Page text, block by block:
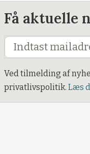
Få aktuelle
Ved tilmelding af
privatlivspolitik. Læs